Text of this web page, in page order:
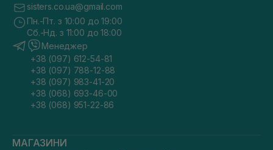
sisters.co.ua@gmail.com
Пн.-Пт. з 10:00 до 19:00
Сб.-Нд. з 11:00 до 18:00
Менеджер
+38 (097) 612-54-81
+38 (097) 788-12-88
+38 (097) 983-41-20
+38 (068) 693-46-00
+38 (068) 951-22-86
МАГАЗИНИ